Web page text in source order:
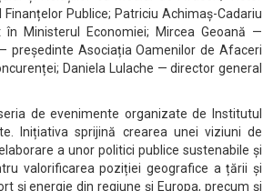
Publice; Patriciu Achimaș-Cadariu
Ministerul Economiei; Mircea Geoană —
președinte Asociația Oamenilor de Afaceri
Daniela Lulache — director general
de evenimente organizate de Institutul
Inițiativa sprijină crearea unei viziuni de
a unor politici publice sustenabile și
valorificarea poziției geografice a țării și
și energie din regiune și Europa, precum și